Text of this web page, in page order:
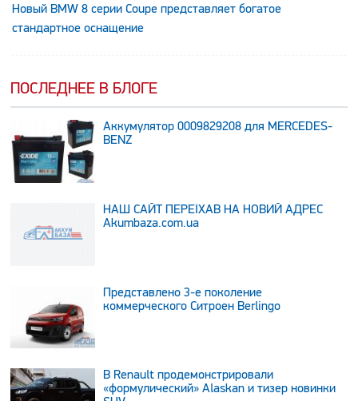
Новый BMW 8 серии Coupe представляет богатое
стандартное оснащение
ПОСЛЕДНЕЕ В БЛОГЕ
Аккумулятор 0009829208 для MERCEDES-
BENZ
НАШ САЙТ ПЕРЕЇХАВ НА НОВИЙ АДРЕС
Аkumbaza.com.ua
Представлено 3-е поколение
коммерческого Ситроен Berlingo
В Renault продемонстрировали
«формулический» Alaskan и тизер новинки